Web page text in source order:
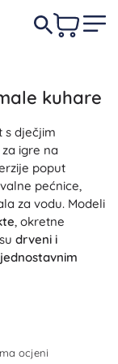
kuhare
s dječjim
igre na
poput
pećnice,
za vodu. Modeli
, okretne
drveni i
jednostavnim
motoriku,
elementi čine
ocjeni